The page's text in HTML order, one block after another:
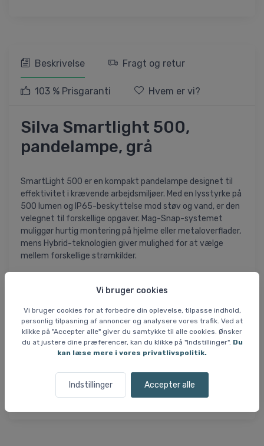
Vi bruger cookies
Vi bruger cookies for at forbedre din oplevelse, tilpasse indhold,
personlig tilpasning af annoncer og analysere vores trafik. Ved at
klikke på "Accepter alle" giver du samtykke til alle cookies. Ønsker
du at justere dine præferencer, kan du klikke på "Indstillinger". Du
kan læse mere i vores privatlivspolitik.
Indstillinger Accepter alle
Beskrivelse Fragt og retur
103 % Prisgaranti Hvem er vi?
Silva Smartlight 500,
pandelampe, grå
SmartLight 500 er en kompakt pandelampe designet til
effektivitet i krævende arbejdsmiljøer. Med en lysstyrke på
500 lumen og IP65-beskyttelse mod støv og vand, er den
velegnet til forskellige opgaver. Mag-Snap-systemet
muliggør hurtig montering på hjelme eller metaloverflader,
mens Hybrid-teknologien giver mulighed for at vælge
mellem forskellige strømkilder.
- 500 lumen lysstyrke med COB-LED og to mellemstyrke
- IP65-beskyttelse mod støv og vand
- Mag-Snap montering til hurtig fastgørelse
- Hybrid-teknologi til brug med genopladeligt batteri eller
AAA-batterier
- Fire lysniveauer, inklusive super-low mode for